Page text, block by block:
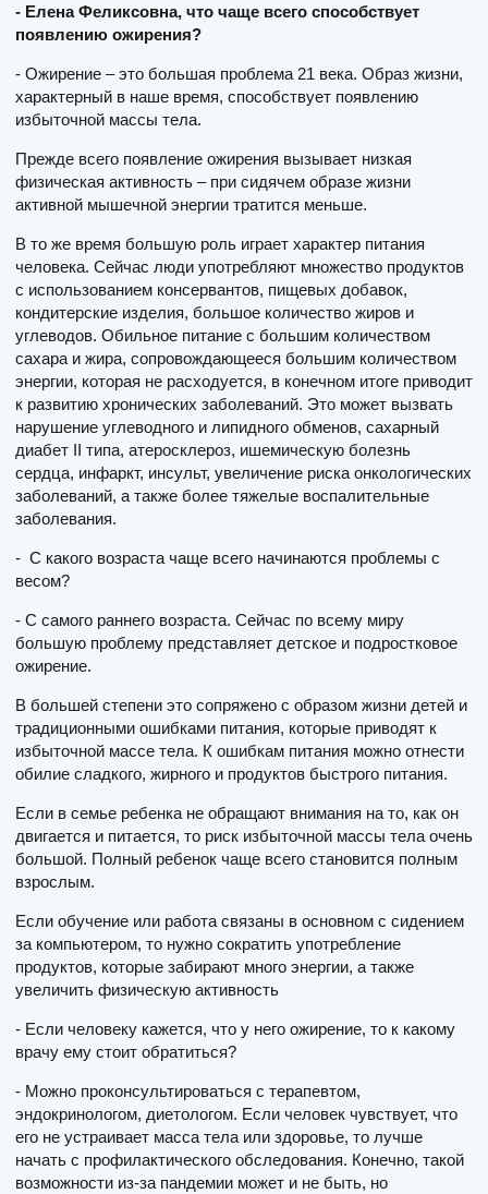
- Елена Феликсовна, что чаще всего способствует
появлению ожирения?
- Ожирение – это большая проблема 21 века. Образ жизни,
характерный в наше время, способствует появлению
избыточной массы тела.
Прежде всего появление ожирения вызывает низкая
физическая активность – при сидячем образе жизни
активной мышечной энергии тратится меньше.
В то же время большую роль играет характер питания
человека. Сейчас люди употребляют множество продуктов
с использованием консервантов, пищевых добавок,
кондитерские изделия, большое количество жиров и
углеводов. Обильное питание с большим количеством
сахара и жира, сопровождающееся большим количеством
энергии, которая не расходуется, в конечном итоге приводит
к развитию хронических заболеваний. Это может вызвать
нарушение углеводного и липидного обменов, сахарный
диабет II типа, атеросклероз, ишемическую болезнь
сердца, инфаркт, инсульт, увеличение риска онкологических
заболеваний, а также более тяжелые воспалительные
заболевания.
- С какого возраста чаще всего начинаются проблемы с
весом?
- С самого раннего возраста. Сейчас по всему миру
большую проблему представляет детское и подростковое
ожирение.
В большей степени это сопряжено с образом жизни детей и
традиционными ошибками питания, которые приводят к
избыточной массе тела. К ошибкам питания можно отнести
обилие сладкого, жирного и продуктов быстрого питания.
Если в семье ребенка не обращают внимания на то, как он
двигается и питается, то риск избыточной массы тела очень
большой. Полный ребенок чаще всего становится полным
взрослым.
Если обучение или работа связаны в основном с сидением
за компьютером, то нужно сократить употребление
продуктов, которые забирают много энергии, а также
увеличить физическую активность
- Если человеку кажется, что у него ожирение, то к какому
врачу ему стоит обратиться?
- Можно проконсультироваться с терапевтом,
эндокринологом, диетологом. Если человек чувствует, что
его не устраивает масса тела или здоровье, то лучше
начать с профилактического обследования. Конечно, такой
возможности из-за пандемии может и не быть, но